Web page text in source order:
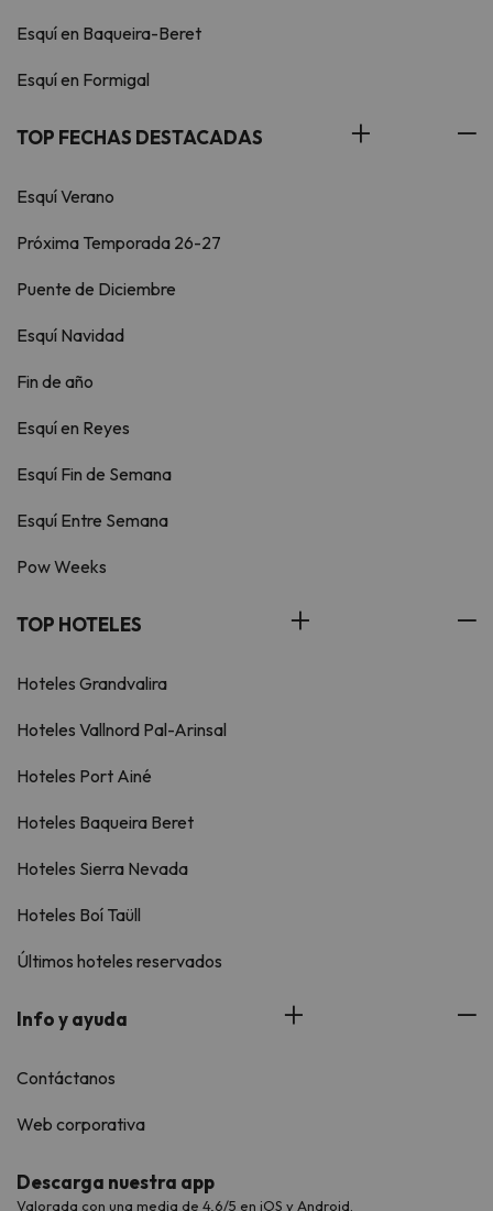
Esquí en Baqueira-Beret
Esquí en Formigal
TOP FECHAS DESTACADAS
Esquí Verano
Próxima Temporada 26-27
Puente de Diciembre
Esquí Navidad
Fin de año
Esquí en Reyes
Esquí Fin de Semana
Esquí Entre Semana
Pow Weeks
TOP HOTELES
Hoteles Grandvalira
Hoteles Vallnord Pal-Arinsal
Hoteles Port Ainé
Hoteles Baqueira Beret
Hoteles Sierra Nevada
Hoteles Boí Taüll
Últimos hoteles reservados
Info y ayuda
Contáctanos
Web corporativa
Descarga nuestra app
Valorada con una media de 4,6/5 en iOS y Android.